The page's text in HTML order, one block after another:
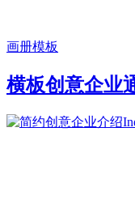
画册模板
横板创意企业